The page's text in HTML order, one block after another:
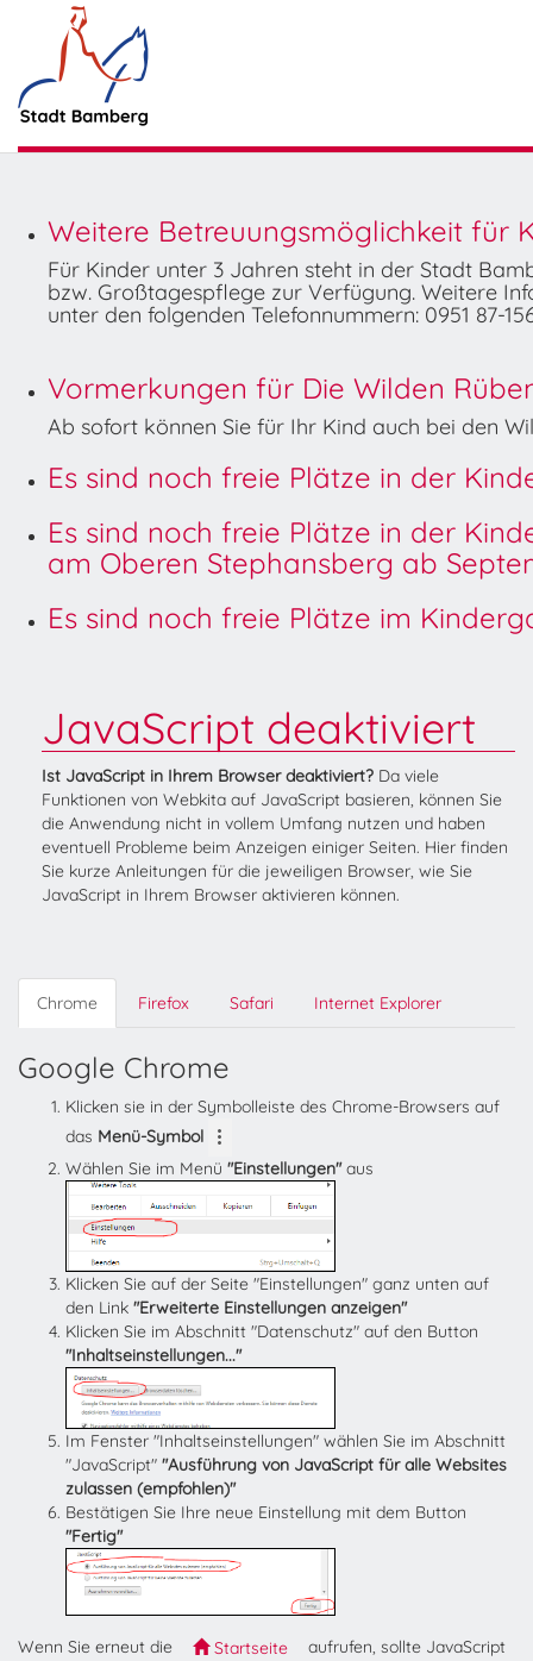
Weitere Betreuungsmöglichkeit für
Für Kinder unter 3 Jahren steht in der Stadt
bzw. Großtagespflege zur Verfügung. Weitere
unter den folgenden Telefonnummern: 0951 87-
Vormerkungen für Die Wilden
Ab sofort können Sie für Ihr Kind auch bei den
Es sind noch freie Plätze in der
Es sind noch freie Plätze in der
am Oberen Stephansberg ab
Es sind noch freie Plätze im
JavaScript deaktiviert
Ist JavaScript in Ihrem Browser deaktiviert? Da viele
Funktionen von Webkita auf JavaScript basieren, können Sie
die Anwendung nicht in vollem Umfang nutzen und haben
eventuell Probleme beim Anzeigen einiger Seiten. Hier finden
Sie kurze Anleitungen für die jeweiligen Browser, wie Sie
JavaScript in Ihrem Browser aktivieren können.
Chrome Firefox Safari Internet Explorer
Google Chrome
Klicken sie in der Symbolleiste des Chrome-Browsers auf
das Menü-Symbol
Wählen Sie im Menü "Einstellungen"aus
Klicken Sie auf der Seite "Einstellungen" ganz unten auf
den Link "Erweiterte Einstellungen anzeigen"
Klicken Sie im Abschnitt "Datenschutz" auf den Button
"Inhaltseinstellungen..."
Im Fenster "Inhaltseinstellungen" wählen Sie im Abschnitt
"JavaScript" "Ausführung von JavaScript für alle Websites
zulassen (empfohlen)"
Bestätigen Sie Ihre neue Einstellung mit dem Button
"Fertig"
Wenn Sie erneut die Startseite
aufrufen, sollte JavaScript